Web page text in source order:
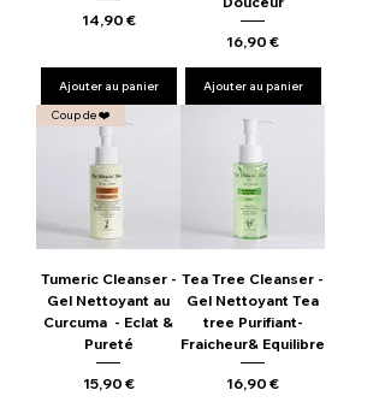
Prix
14,90 €
Ajouter au panier
Prix
16,90 €
Ajouter au panier
Coup de ❤️
Tumeric Cleanser -
Gel Nettoyant au
Curcuma - Eclat &
Pureté
Prix
15,90 €
Tea Tree Cleanser -
Gel Nettoyant Tea
tree Purifiant-
Fraicheur& Equilibre
Prix
16,90 €